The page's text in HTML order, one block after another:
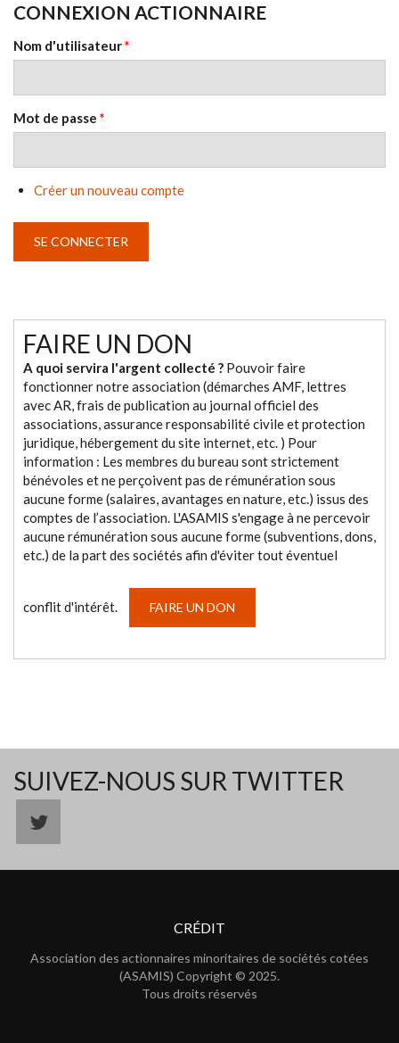
CONNEXION ACTIONNAIRE
Nom d'utilisateur*
Mot de passe *
Créer un nouveau compte
FAIRE UN DON
A quoi servira l'argent collecté ? Pouvoir faire
fonctionner notre association (démarches AMF, lettres
avec AR, frais de publication au journal officiel des
associations, assurance responsabilité civile et protection
juridique, hébergement du site internet, etc. ) Pour
information : Les membres du bureau sont strictement
bénévoles et ne perçoivent pas de rémunération sous
aucune forme (salaires, avantages en nature, etc.) issus des
comptes de l’association. L'ASAMIS s'engage à ne percevoir
aucune rémunération sous aucune forme (subventions, dons,
etc.) de la part des sociétés afin d'éviter tout éventuel
conflit d'intérêt. FAIRE UN DON
SUIVEZ-NOUS SUR TWITTER
CRÉDIT
Association des actionnaires minoritaires de sociétés cotées
(ASAMIS) Copyright © 2025.
Tous droits réservés